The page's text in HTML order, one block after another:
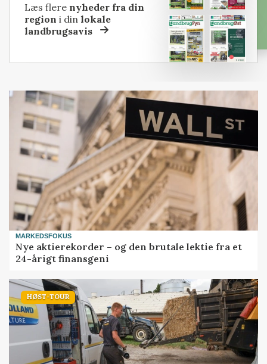
Læs flere nyheder fra din
region i dinlokale
landbrugsavis
MARKEDSFOKUS
Nye aktierekorder – og den brutale lektie fra et
24-årigt finansgeni
HØST-TOUR